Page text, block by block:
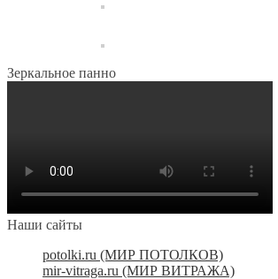
Зеркальное панно
Наши сайты
potolki.ru (МИР ПОТОЛКОВ)
mir-vitraga.ru (МИР ВИТРАЖА)